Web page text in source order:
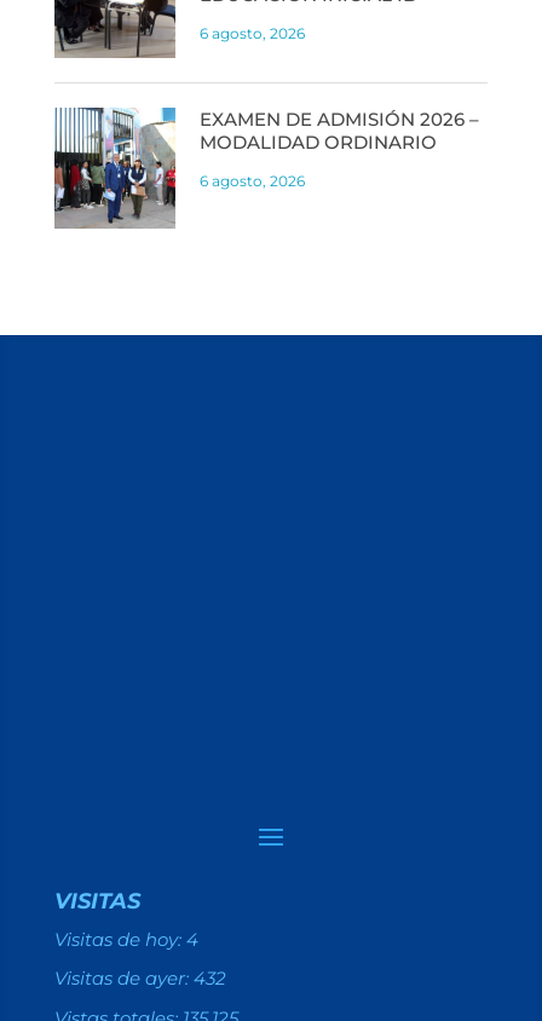
6 agosto, 2026
EXAMEN DE ADMISIÓN 2026 –
MODALIDAD ORDINARIO
6 agosto, 2026
VISITAS
Visitas de hoy: 4
Visitas de ayer: 432